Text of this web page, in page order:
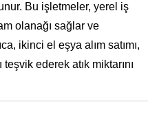
Bu işletmeler, yerel iş
olanağı sağlar ve
ikinci el eşya alım satımı,
ederek atık miktarını